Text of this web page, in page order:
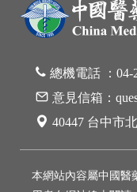
總機電話 ： 04-
意見信箱：
40447 台中市
本網站內容屬中國醫